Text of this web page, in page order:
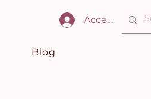
Accedi
Blog